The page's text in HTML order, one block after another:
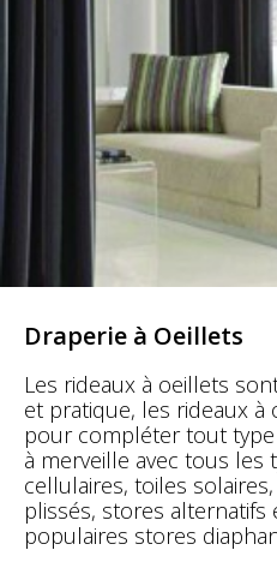
Draperie à Oeillets
Les rideaux à oeillets
et pratique, les rideaux à
pour compléter tout type
à merveille avec tous les
cellulaires, toiles
plissés, stores alternatifs
populaires stores